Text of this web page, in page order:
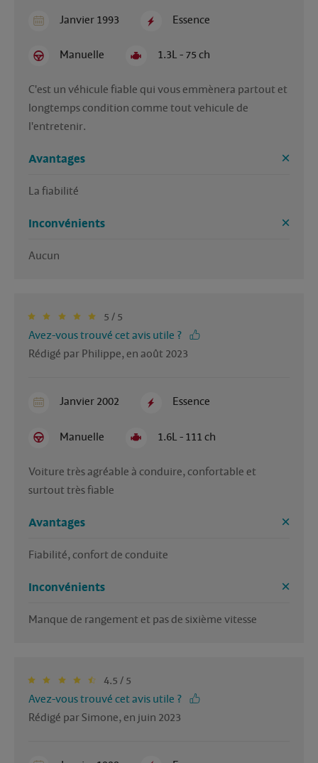
Janvier 1993 Essence
Manuelle 1.3L - 75 ch
C'est un véhicule fiable qui vous emmènera partout et
longtemps condition comme tout vehicule de
Avantages
La fiabilité
Inconvénients
Aucun
5 / 5
Avez-vous trouvé cet avis utile ?
Rédigé par Philippe, en août 2023
Janvier 2002 Essence
Manuelle 1.6L - 111 ch
Voiture très agréable à conduire, confortable et
surtout très fiable
Avantages
Fiabilité, confort de conduite
Inconvénients
Manque de rangement et pas de sixième vitesse
4.5 / 5
Avez-vous trouvé cet avis utile ?
Rédigé par Simone, en juin 2023